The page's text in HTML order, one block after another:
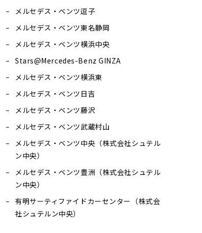
メルセデス・ベンツ逗子
メルセデス・ベンツ東名静岡
メルセデス・ベンツ横浜中央
Stars@Mercedes-Benz GINZA
メルセデス・ベンツ横浜東
メルセデス・ベンツ日吉
メルセデス・ベンツ藤沢
メルセデス・ベンツ武蔵村山
メルセデス・ベンツ中央（株式会社シュテル
ン中央）
メルセデス・ベンツ豊洲（株式会社シュテル
ン中央）
有明サーティファイドカーセンター（株式会
社シュテルン中央）